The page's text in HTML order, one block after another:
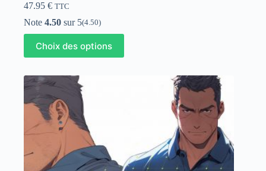
47.95 € TTC
Note 4.50 sur 5(4.50)
Choix des options
Ce
produit
a
variations.
Les
options
peuvent
être
choisies
la